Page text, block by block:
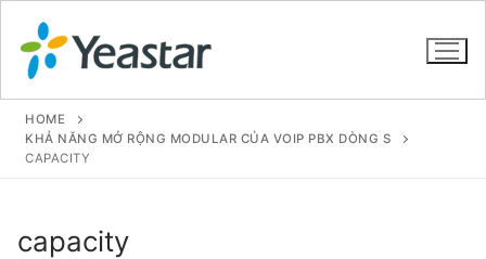
SẢN PHẨM
HOME
KHẢ NĂNG MỞ RỘNG MODULAR CỦA VOIP PBX DÒNG S
CAPACITY
capacity